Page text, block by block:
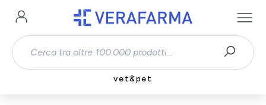
Passa al contenuto principale
vet&pet